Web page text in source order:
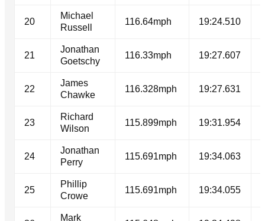
20
Michael
Russell
116.64mph 19:24.510
21
Jonathan
Goetschy
116.33mph 19:27.607
22
James
Chawke
116.328mph 19:27.631
23
Richard
Wilson
115.899mph 19:31.954
24
Jonathan
Perry
115.691mph 19:34.063
25
Phillip
Crowe
115.691mph 19:34.055
Mark